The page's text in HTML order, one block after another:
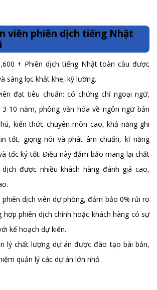
viên phiên dịch tiếng Nhật
+ Phiên dịch tiếng Nhật toàn cầu được
sàng lọc khắt khe, kỹ lưỡng.
đạt tiêu chuẩn: có chứng chỉ ngoại ngữ,
3-10 năm, phông văn hóa về ngôn ngữ bản
kiến thức chuyên môn cao, khả năng ghi
tốt, giọng nói và phát âm chuẩn, kĩ năng
tốc ký tốt. Điều này đảm bảo mang lại chất
dịch được nhiều khách hàng đánh giá cao,
phiên dịch viên dự phòng, đảm bảo 0% rủi ro
phiên dịch chính hoặc khách hàng có sự
kế hoạch dự kiến.
lý chất lượng dự án được đào tạo bài bản,
quản lý các dự án lớn nhỏ.